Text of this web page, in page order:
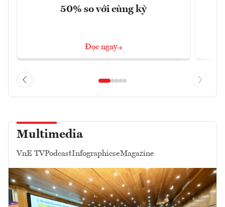
50% so với cùng kỳ
Đọc ngay
Multimedia
VnE TVPodcastInfographicseMagazine